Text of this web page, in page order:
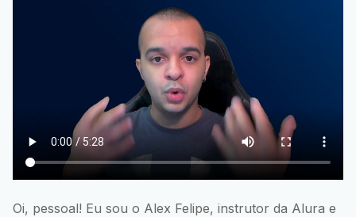
Oi, pessoal! Eu sou o Alex Felipe, instrutor da Alura e